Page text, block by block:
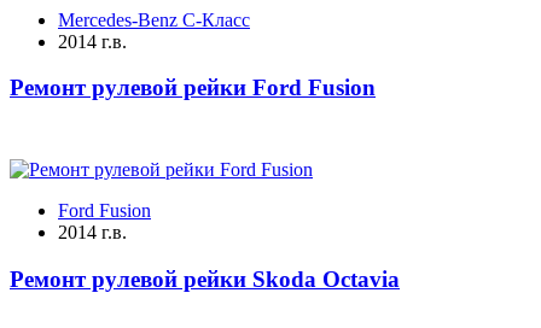
Mercedes-Benz C-Класс
2014 г.в.
Ремонт рулевой рейки Ford Fusion
Ford Fusion
2014 г.в.
Ремонт рулевой рейки Skoda Octavia